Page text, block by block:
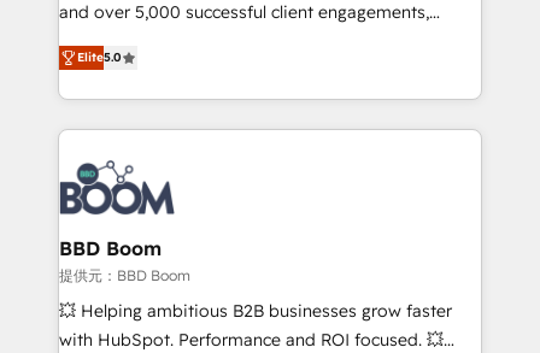
opportunités d'affaires ➤ La mise en place de
stratégies d'acquisition marketing (SEO, SEA,
inbound, automatisation marketing, ABM, IA,
emailing) Informations clés : - 10 ans d'expérience -
100+ intégrations CRM HubSpot réussies - 40
experts conseil - 150 certifications HubSpot
cumulées
and over 5,000 successful client engagements,
Vonazon turns marketing complexity into
measurable, scalable growth. From onboarding to
enterprise-grade campaigns, our in-house team
builds scalable strategies that drive long-term
revenue. ⚙️ HubSpot Integration & Optimization •
Seamless CRM, CMS, and automation setup •
Complex platform migrations and data cleanups •
Custom APIs and third-party integrations 📈 End-to-
End Revenue Acceleration • Lifecycle marketing and
pipeline growth programs • Sales enablement tools
and CRM optimization • Retention strategies with
Elite5.0
BBD Boom
提供元：BBD Boom
💥 Helping ambitious B2B businesses grow faster
with HubSpot. Performance and ROI focused. 💥